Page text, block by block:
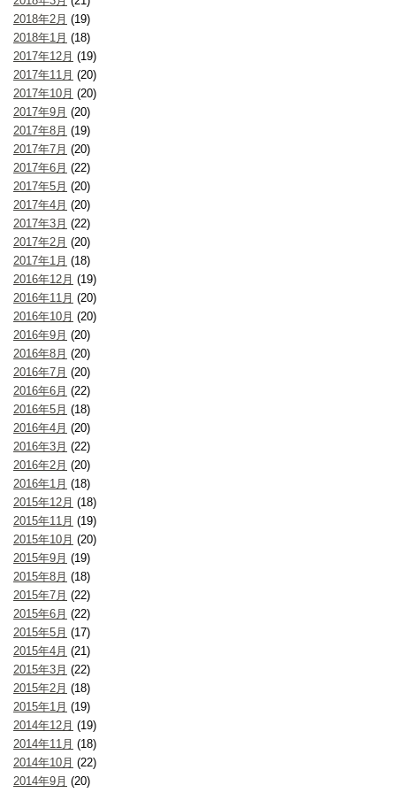
2018年2月 (19)
2018年1月 (18)
2017年12月 (19)
2017年11月 (20)
2017年10月 (20)
2017年9月 (20)
2017年8月 (19)
2017年7月 (20)
2017年6月 (22)
2017年5月 (20)
2017年4月 (20)
2017年3月 (22)
2017年2月 (20)
2017年1月 (18)
2016年12月 (19)
2016年11月 (20)
2016年10月 (20)
2016年9月 (20)
2016年8月 (20)
2016年7月 (20)
2016年6月 (22)
2016年5月 (18)
2016年4月 (20)
2016年3月 (22)
2016年2月 (20)
2016年1月 (18)
2015年12月 (18)
2015年11月 (19)
2015年10月 (20)
2015年9月 (19)
2015年8月 (18)
2015年7月 (22)
2015年6月 (22)
2015年5月 (17)
2015年4月 (21)
2015年3月 (22)
2015年2月 (18)
2015年1月 (19)
2014年12月 (19)
2014年11月 (18)
2014年10月 (22)
2014年9月 (20)